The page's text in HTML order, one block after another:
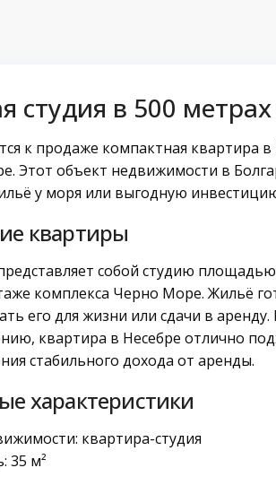
студия в 500
к продаже компактная квартира
Этот объект недвижимости в
у моря или выгодную
квартиры
собой студию
комплекса Черно Море. Жильё
его для жизни или сдачи в
квартира в Несебре отлично
стабильного дохода от аренды.
характеристики
квартира-студия
35 м²